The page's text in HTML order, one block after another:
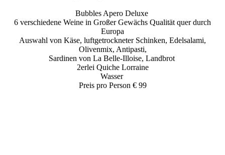
Bubbles Apero Deluxe
6 verschiedene Weine in Großer Gewächs Qualität quer durch
Europa
Auswahl von Käse, luftgetrockneter Schinken, Edelsalami,
Olivenmix, Antipasti,
Sardinen von La Belle-Illoise, Landbrot
2erlei Quiche Lorraine
Wasser
Preis pro Person € 99